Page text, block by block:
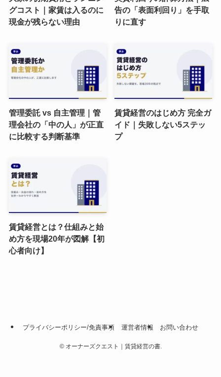
グコスト｜家賃は入るのに
現金が残らない理由
告の「表面利回り」を手取
りに直す
管理委託 vs 自主管理｜管
理会社の「中の人」が正直
に比較する判断基準
賃貸経営のはじめ方 完全ガ
イド｜失敗しない5ステッ
プ
賃貸経営とは？仕組みと始
め方を現場20年が図解【初
心者向け】
プライバシーポリシー/免責事項 運営者情報 お問い合わせ
©オーナーズクエスト｜賃貸経営の書.